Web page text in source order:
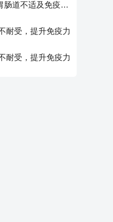
宝宝喂养难题：奶粉喂养与胃肠道不适及免疫力提升的奥秘
耐受，提升免疫力
耐受，提升免疫力